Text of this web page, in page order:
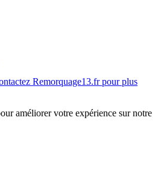
Remorquage13.fr pour plus
améliorer votre expérience sur notre